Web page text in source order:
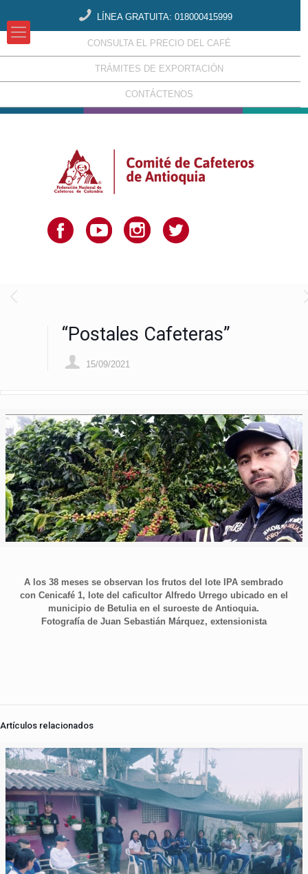
LÍNEA GRATUITA: 018000415999
CONSULTA EL PRECIO DEL CAFÉ
TRÁMITES DE EXPORTACIÓN
CONTÁCTENOS
“Postales Cafeteras”
15/09/2021
A los 38 meses se observan los frutos del lote IPA sembrado
con Cenicafé 1, lote del caficultor Alfredo Urrego ubicado en el
municipio de Betulia en el suroeste de Antioquia.
Fotografía de Juan Sebastián Márquez, extensionista
Artículos relacionados